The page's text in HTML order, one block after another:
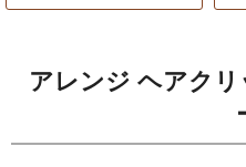
アレンジ ヘアク